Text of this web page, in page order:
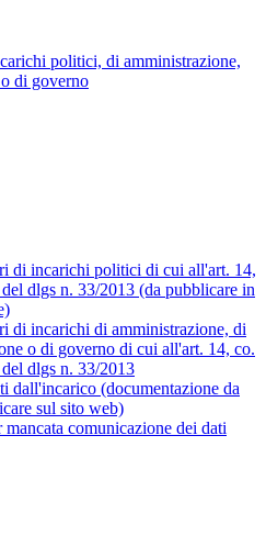
politici, di amministrazione,
di governo
di incarichi politici di cui all'art. 14,
dlgs n. 33/2013 (da pubblicare in
di incarichi di amministrazione, di
o di governo di cui all'art. 14, co.
dlgs n. 33/2013
dall'incarico (documentazione da
sul sito web)
mancata comunicazione dei dati